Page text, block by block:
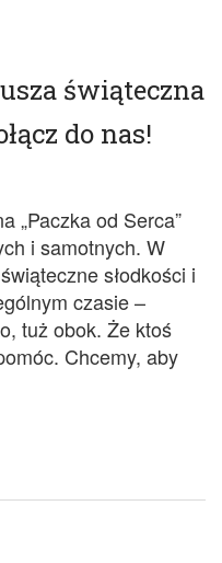
świąteczna
do nas!
„Paczka od Serca”
i samotnych. W
słodkości i
czasie –
tuż obok. Że ktoś
Chcemy, aby